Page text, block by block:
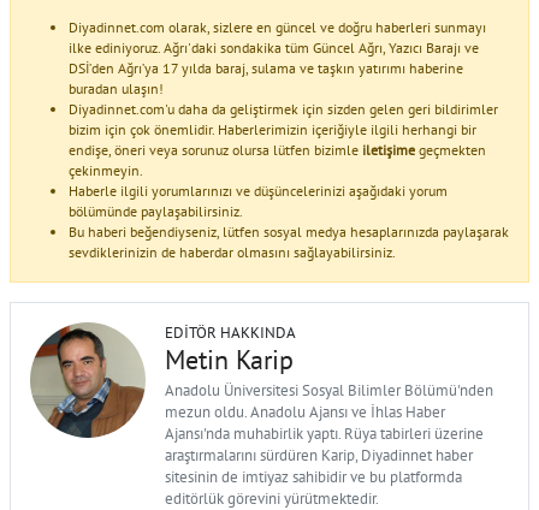
Diyadinnet.com olarak, sizlere en güncel ve doğru haberleri sunmayı
ilke ediniyoruz. Ağrı'daki sondakika tüm Güncel Ağrı, Yazıcı Barajı ve
DSİ’den Ağrı’ya 17 yılda baraj, sulama ve taşkın yatırımı haberine
buradan ulaşın!
Diyadinnet.com'u daha da geliştirmek için sizden gelen geri bildirimler
bizim için çok önemlidir. Haberlerimizin içeriğiyle ilgili herhangi bir
endişe, öneri veya sorunuz olursa lütfen bizimle iletişime geçmekten
çekinmeyin.
Haberle ilgili yorumlarınızı ve düşüncelerinizi aşağıdaki yorum
bölümünde paylaşabilirsiniz.
Bu haberi beğendiyseniz, lütfen sosyal medya hesaplarınızda paylaşarak
sevdiklerinizin de haberdar olmasını sağlayabilirsiniz.
EDITÖR HAKKINDA
Metin Karip
Anadolu Üniversitesi Sosyal Bilimler Bölümü'nden
mezun oldu. Anadolu Ajansı ve İhlas Haber
Ajansı'nda muhabirlik yaptı. Rüya tabirleri üzerine
araştırmalarını sürdüren Karip, Diyadinnet haber
sitesinin de imtiyaz sahibidir ve bu platformda
editörlük görevini yürütmektedir.